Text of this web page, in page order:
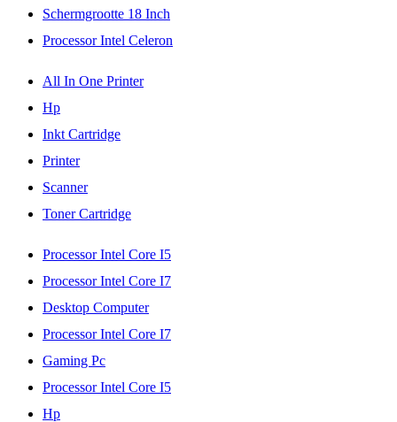
Schermgrootte 18 Inch
Processor Intel Celeron
All In One Printer
Hp
Inkt Cartridge
Printer
Scanner
Toner Cartridge
Processor Intel Core I5
Processor Intel Core I7
Desktop Computer
Processor Intel Core I7
Gaming Pc
Processor Intel Core I5
Hp